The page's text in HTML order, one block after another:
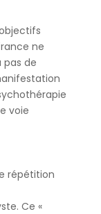
ne
pas de
voie
répétition
Ce «